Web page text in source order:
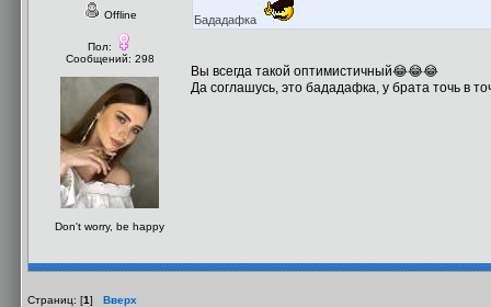
Offline
Пол:
Сообщений: 298
Don't worry, be happy
Бададафка
Вы всегда такой оптимистичный😂😂😂
Да соглашусь, это бададафка, у брата точь в
Страниц: [1] Вверх